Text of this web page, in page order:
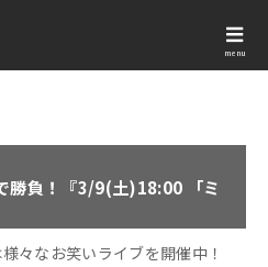
menu
勝負！『3/9(土)18:00 「ミ
々なお笑いライブを開催中！